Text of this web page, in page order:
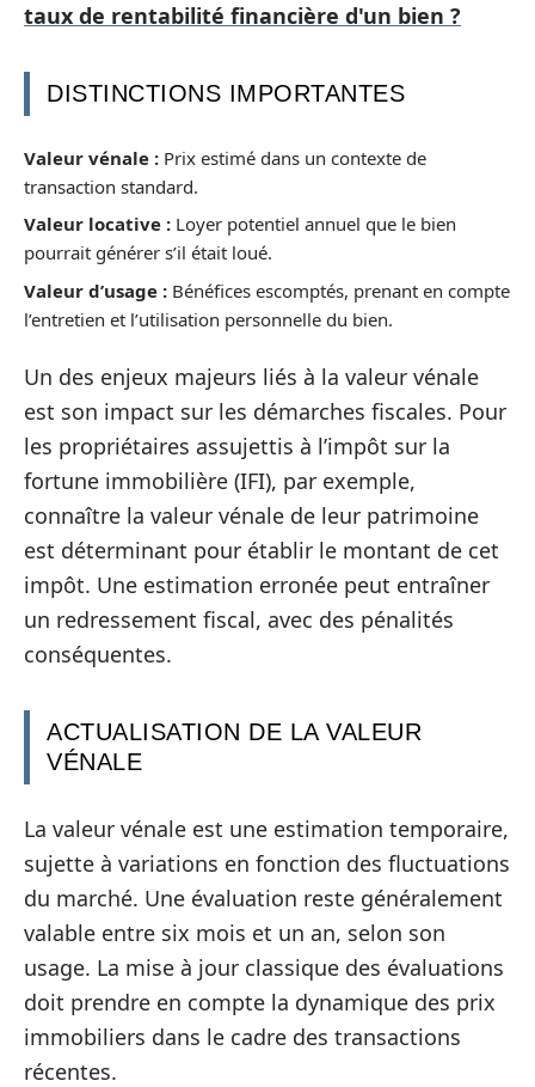
taux de rentabilité financière d'un bien ?
DISTINCTIONS IMPORTANTES
Valeur vénale : Prix estimé dans un contexte de
transaction standard.
Valeur locative : Loyer potentiel annuel que le bien
pourrait générer s’il était loué.
Valeur d’usage : Bénéfices escomptés, prenant en compte
l’entretien et l’utilisation personnelle du bien.
Un des enjeux majeurs liés à la valeur vénale
est son impact sur les démarches fiscales. Pour
les propriétaires assujettis à l’impôt sur la
fortune immobilière (IFI), par exemple,
connaître la valeur vénale de leur patrimoine
est déterminant pour établir le montant de cet
impôt. Une estimation erronée peut entraîner
un redressement fiscal, avec des pénalités
conséquentes.
ACTUALISATION DE LA VALEUR
VÉNALE
La valeur vénale est une estimation temporaire,
sujette à variations en fonction des fluctuations
du marché. Une évaluation reste généralement
valable entre six mois et un an, selon son
usage. La mise à jour classique des évaluations
doit prendre en compte la dynamique des prix
immobiliers dans le cadre des transactions
récentes.